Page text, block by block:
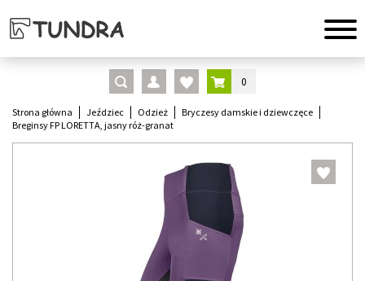
0
Strona główna Jeździec Odzież
Bryczesy damskie i dziewczęce
Breginsy FP LORETTA, jasny róż-granat